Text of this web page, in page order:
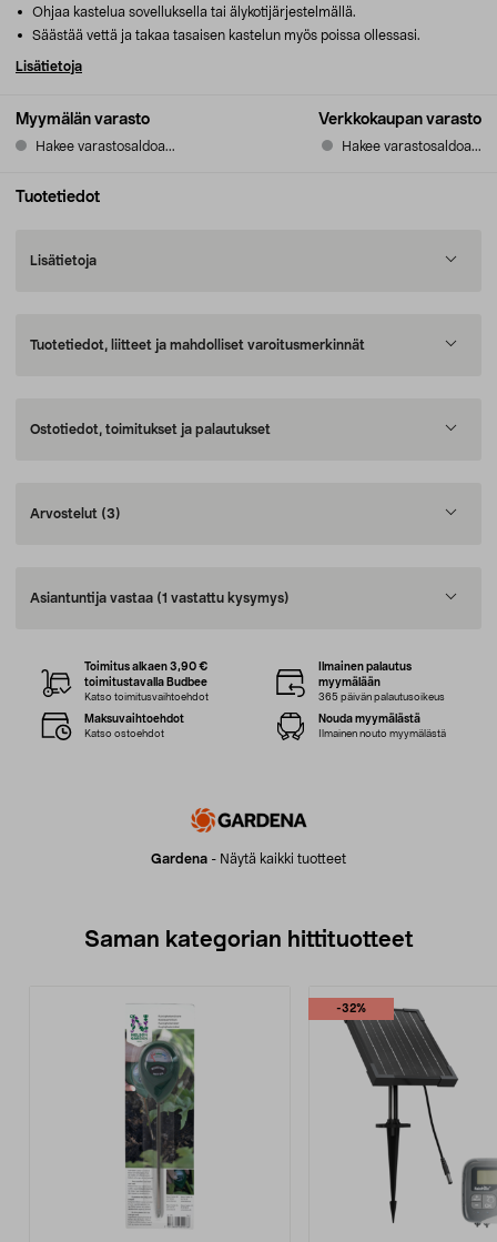
Myymälän varasto
Hakee varastosaldoa...
Verkkokaupan varasto
Hakee varastosaldoa...
Ohjaa kastelua sovelluksella tai älykotijärjestelmällä.
Säästää vettä ja takaa tasaisen kastelun myös poissa ollessasi.
Lisätietoja
Tuotetiedot
Lisätietoja
Tuotetiedot, liitteet ja mahdolliset varoitusmerkinnät
Ostotiedot, toimitukset ja palautukset
Arvostelut (3)
Asiantuntija vastaa (1 vastattu kysymys)
Gardena - Näytä kaikki tuotteet
Toimitus alkaen 3,90 €
toimitustavalla Budbee
Katso toimitusvaihtoehdot
Ilmainen palautus
myymälään
365 päivän palautusoikeus
Maksuvaihtoehdot
Katso ostoehdot
Nouda myymälästä
Ilmainen nouto myymälästä
Saman kategorian hittituotteet
-32%